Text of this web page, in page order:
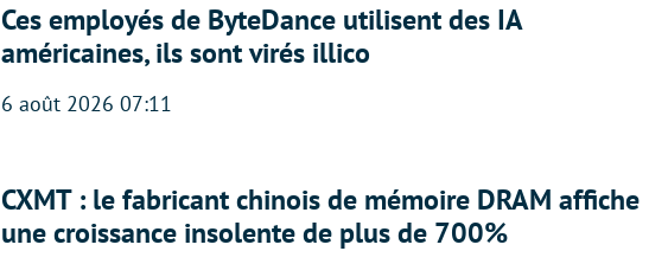
Ces employés de ByteDance utilisent des IA
américaines, ils sont virés illico
6 août 2026 07:11
CXMT : le fabricant chinois de mémoire DRAM affiche
une croissance insolente de plus de 700%